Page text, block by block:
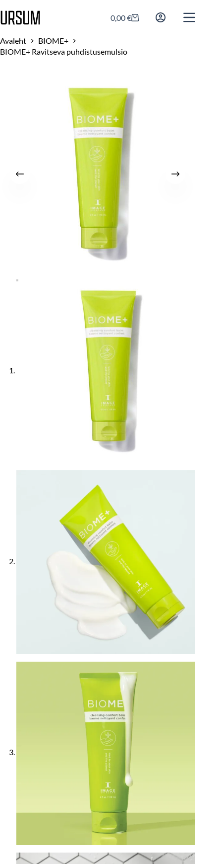
0,00€
Avaleht
BIOME+
BIOME+ Ravitseva puhdistusemulsio